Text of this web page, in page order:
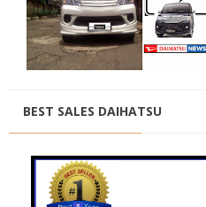
BEST SALES DAIHATSU